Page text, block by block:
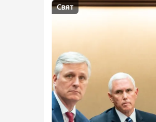
Свят